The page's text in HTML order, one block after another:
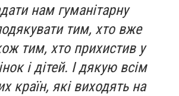
нам гуманітарну
тим, хто вже
тим, хто прихистив у
і дітей. І дякую всім
країн, які виходять на